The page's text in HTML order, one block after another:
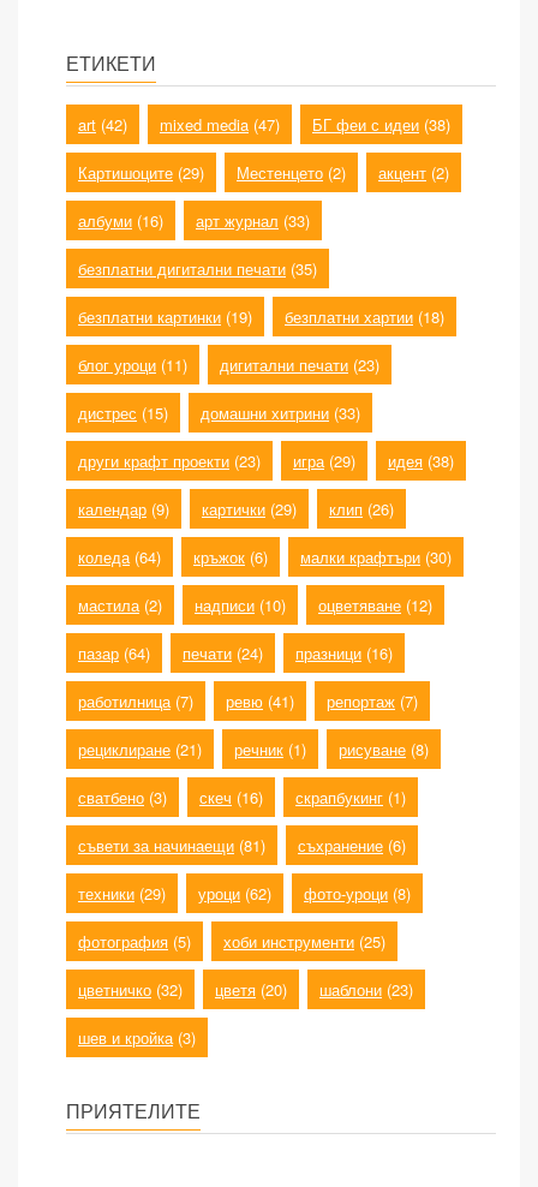
ЕТИКЕТИ
art (42) mixed media (47) БГ феи с идеи (38)
Картишоците (29) Местенцето (2) акцент (2)
албуми (16) арт журнал (33)
безплатни дигитални печати (35)
безплатни картинки (19) безплатни хартии (18)
блог уроци (11) дигитални печати (23)
дистрес (15) домашни хитрини (33)
други крафт проекти (23) игра (29) идея (38)
календар (9) картички (29) клип (26)
коледа (64) кръжок (6) малки крафтъри (30)
мастила (2) надписи (10) оцветяване (12)
пазар (64) печати (24) празници (16)
работилница (7) ревю (41) репортаж (7)
рециклиране (21) речник (1) рисуване (8)
сватбено (3) скеч (16) скрапбукинг (1)
съвети за начинаещи (81) съхранение (6)
техники (29) уроци (62) фото-уроци (8)
фотография (5) хоби инструменти (25)
цветничко (32) цветя (20) шаблони (23)
шев и кройка (3)
ПРИЯТЕЛИТЕ